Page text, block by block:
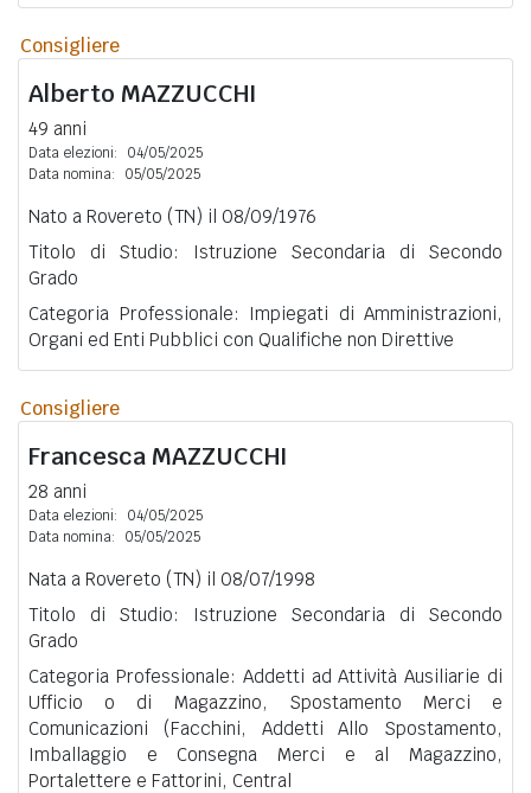
Consigliere
Alberto MAZZUCCHI
49 anni
Data elezioni:
04/05/2025
Data nomina:
05/05/2025
Nato a Rovereto (TN) il 08/09/1976
Titolo di Studio: Istruzione Secondaria di Secondo
Grado
Categoria Professionale: Impiegati di Amministrazioni,
Organi ed Enti Pubblici con Qualifiche non Direttive
Consigliere
Francesca MAZZUCCHI
28 anni
Data elezioni:
04/05/2025
Data nomina:
05/05/2025
Nata a Rovereto (TN) il 08/07/1998
Titolo di Studio: Istruzione Secondaria di Secondo
Grado
Categoria Professionale: Addetti ad Attività Ausiliarie di
Ufficio o di Magazzino, Spostamento Merci e
Comunicazioni (Facchini, Addetti Allo Spostamento,
Imballaggio e Consegna Merci e al Magazzino,
Portalettere e Fattorini, Central